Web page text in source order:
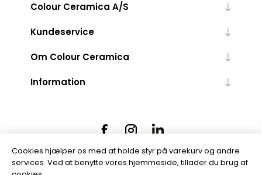
Colour Ceramica A/S
Kundeservice
Om Colour Ceramica
Information
Cookies hjælper os med at holde styr på varekurv og andre
services. Ved at benytte vores hjemmeside, tillader du brug af